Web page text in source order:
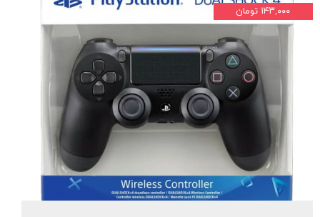
۱۴۳,۰۰۰ تومان